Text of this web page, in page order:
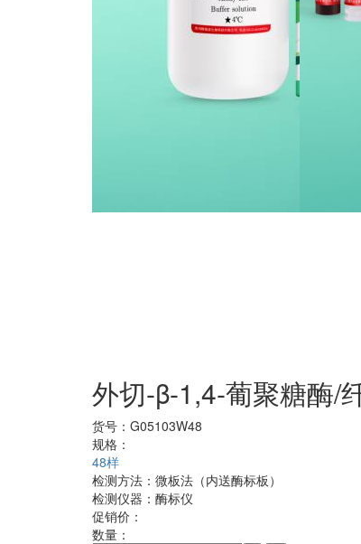
外切-β-1,4-葡聚糖酶/
货号： G05103W48
规格：
48样
检测方法： 微板法（内送酶标板）
检测仪器： 酶标仪
促销价：
数量：